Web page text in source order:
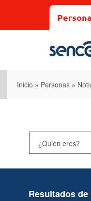
Inicio » Personas »
Resultados